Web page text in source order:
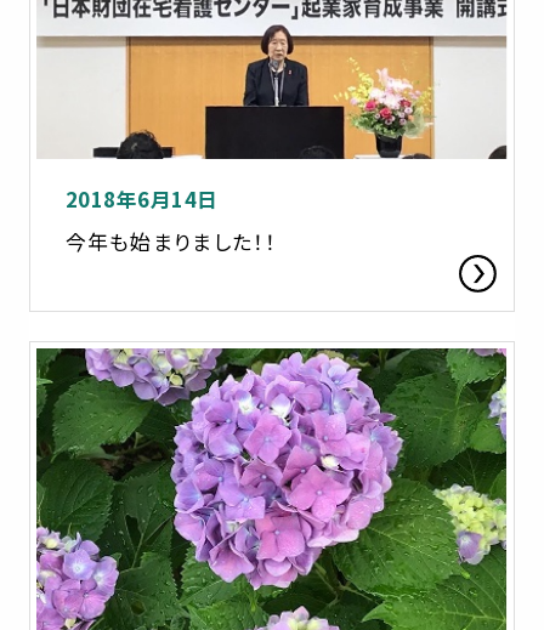
2018年6月14日
今年も始まりました！！